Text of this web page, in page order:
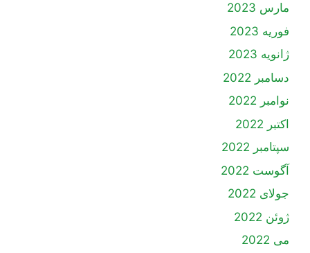
مارس 2023
فوریه 2023
ژانویه 2023
دسامبر 2022
نوامبر 2022
اکتبر 2022
سپتامبر 2022
آگوست 2022
جولای 2022
ژوئن 2022
می 2022